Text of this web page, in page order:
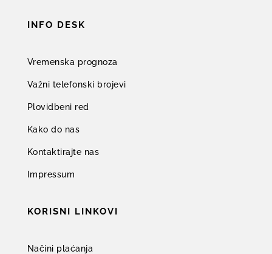
INFO DESK
Vremenska prognoza
Važni telefonski brojevi
Plovidbeni red
Kako do nas
Kontaktirajte nas
Impressum
KORISNI LINKOVI
Načini plaćanja